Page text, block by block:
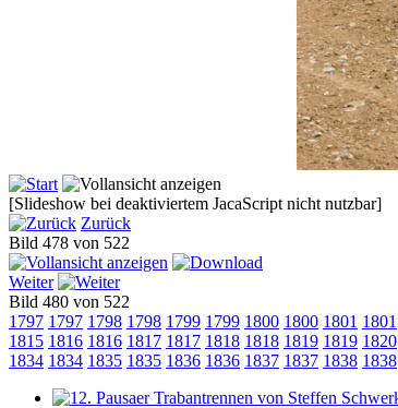
[Slideshow bei deaktiviertem JacaScript nicht nutzbar]
Zurück
Bild 478 von 522
Weiter
Bild 480 von 522
1797 1797 1798 1798 1799 1799 1800 1800 1801 1801
1815 1816 1816 1817 1817 1818 1818 1819 1819 1820
1834 1834 1835 1835 1836 1836 1837 1837 1838 1838